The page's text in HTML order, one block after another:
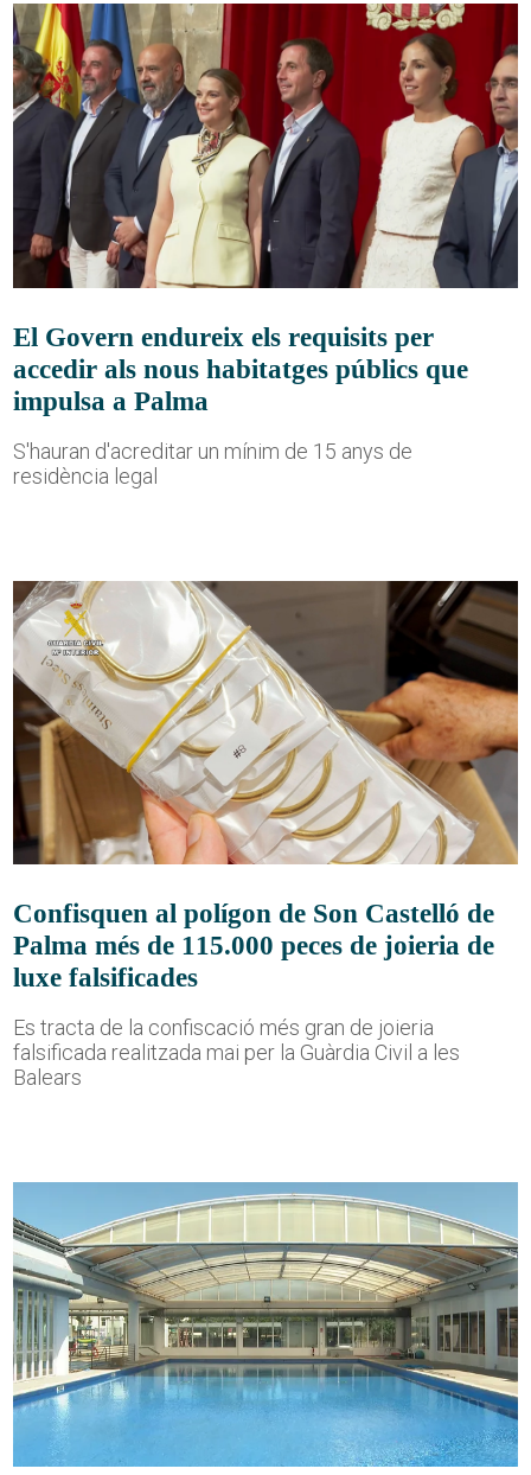
El Govern endureix els requisits per
accedir als nous habitatges públics que
impulsa a Palma
S'hauran d'acreditar un mínim de 15 anys de
residència legal
Confisquen al polígon de Son Castelló de
Palma més de 115.000 peces de joieria de
luxe falsificades
Es tracta de la confiscació més gran de joieria
falsificada realitzada mai per la Guàrdia Civil a les
Balears